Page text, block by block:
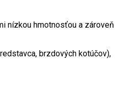
nízkou hmotnosťou a zároveň
brzdových kotúčov),